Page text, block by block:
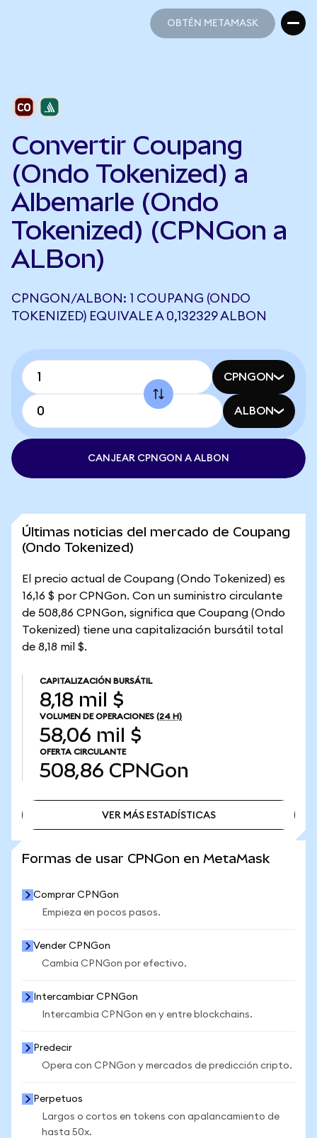
OBTÉN METAMASK
Convertir Coupang
(Ondo Tokenized) a
Albemarle (Ondo
Tokenized) (CPNGon a
ALBon)
CPNGON/ALBON: 1 COUPANG (ONDO
TOKENIZED) EQUIVALE A 0,132329 ALBON
CPNGON
ALBON
CANJEAR CPNGON A ALBON
Últimas noticias del mercado de Coupang
(Ondo Tokenized)
El precio actual de Coupang (Ondo Tokenized) es
16,16 $ por CPNGon. Con un suministro circulante
de 508,86 CPNGon, significa que Coupang (Ondo
Tokenized) tiene una capitalización bursátil total
de 8,18 mil $.
CAPITALIZACIÓN BURSÁTIL
8,18 mil $
VOLUMEN DE OPERACIONES (24 H)
58,06 mil $
OFERTA CIRCULANTE
508,86 CPNGon
VER MÁS ESTADÍSTICAS
Formas de usar CPNGon en MetaMask
Comprar CPNGon
Empieza en pocos pasos.
Vender CPNGon
Cambia CPNGon por efectivo.
Intercambiar CPNGon
Intercambia CPNGon en y entre blockchains.
Predecir
Opera con CPNGon y mercados de predicción cripto.
Perpetuos
Largos o cortos en tokens con apalancamiento de
hasta 50x.